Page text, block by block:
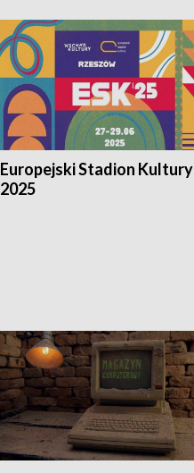
Europejski Stadion Kultury
2025